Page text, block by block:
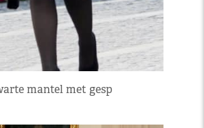
mantel met gesp